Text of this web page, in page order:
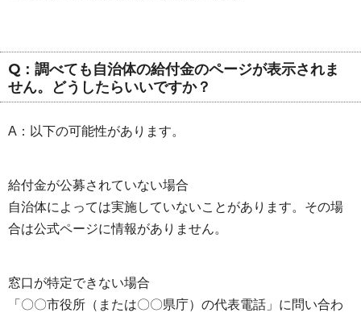
Q：調べても自治体の給付金のページが表示されま
せん。どうしたらいいですか？
A：以下の可能性があります。
給付金が公募されていない場合
自治体によっては実施していないことがあります。その場
合は公式ページに情報がありません。
窓口が特定できない場合
「〇〇市役所（または〇〇県庁）の代表電話」に問い合わ